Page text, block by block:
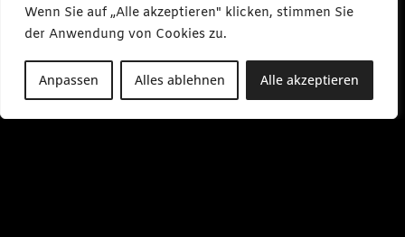
Wenn Sie auf „Alle akzeptieren" klicken, stimmen Sie
der Anwendung von Cookies zu.
Anpassen Alles ablehnen Alle akzeptieren